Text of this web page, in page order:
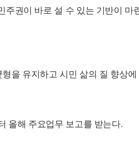
권이 바로 설 수 있는 기반이
을 유지하고 시민 삶의 질 향상
올해 주요업무 보고를 받는다.